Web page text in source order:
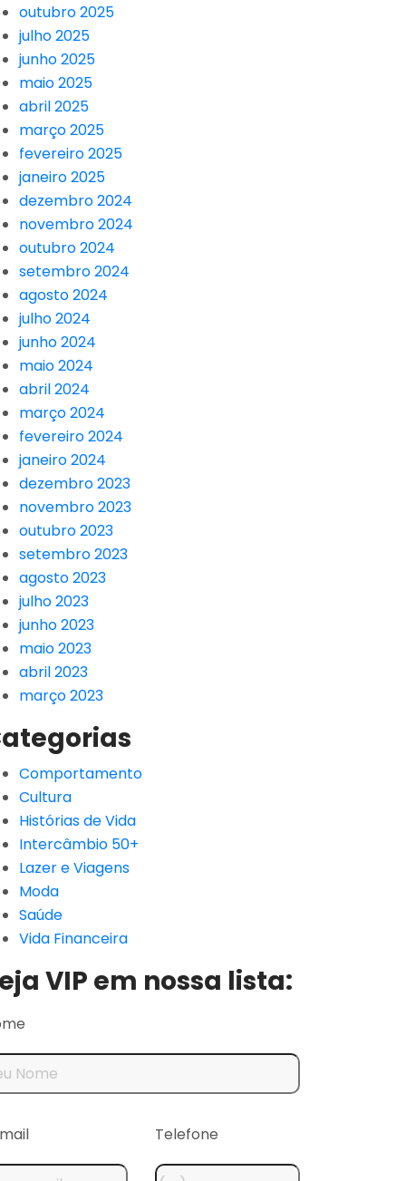
outubro 2025
julho 2025
junho 2025
maio 2025
abril 2025
março 2025
fevereiro 2025
janeiro 2025
dezembro 2024
novembro 2024
outubro 2024
setembro 2024
agosto 2024
julho 2024
junho 2024
maio 2024
abril 2024
março 2024
fevereiro 2024
janeiro 2024
dezembro 2023
novembro 2023
outubro 2023
setembro 2023
agosto 2023
julho 2023
junho 2023
maio 2023
abril 2023
março 2023
Comportamento
Cultura
Histórias de Vida
Intercâmbio 50+
Lazer e Viagens
Moda
Saúde
Vida Financeira
VIP em nossa lista:
Telefone